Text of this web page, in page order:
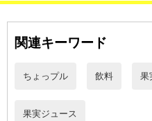
香りが楽しめる味わいに仕上げ
●ぶどうのみずみずしさを再現
計に。
も、「シャーベット」としても
関連キーワード
ちょっプル 飲料 果
果実ジュース